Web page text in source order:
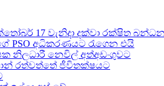
17 වැනිදා දක්වා රක්ෂිත
PSO අධිකරණයට රැගෙන එයි
නිලධාරී නෙවිල් අත්අඩංගුවට
රත්වත්තේ ජීවිතක්ෂයට